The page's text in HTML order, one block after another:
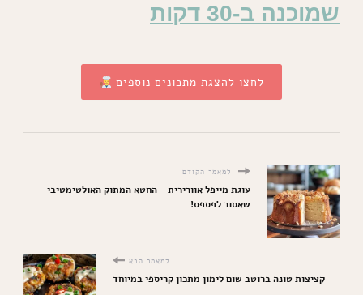
שמוכנה ב-30 דקות
לחצו להצגת מתכונים נוספים
למאמר הקודם
עוגת מייפל אוורירית - החטא המתוק האולטימטיבי
שאסור לפספס!
למאמר הבא
קציצות טונה ברוטב שום לימון מתכון קריספי במיוחד